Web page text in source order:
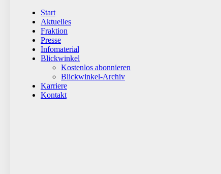
Start
Aktuelles
Fraktion
Presse
Infomaterial
Blickwinkel
Kostenlos abonnieren
Blickwinkel-Archiv
Karriere
Kontakt